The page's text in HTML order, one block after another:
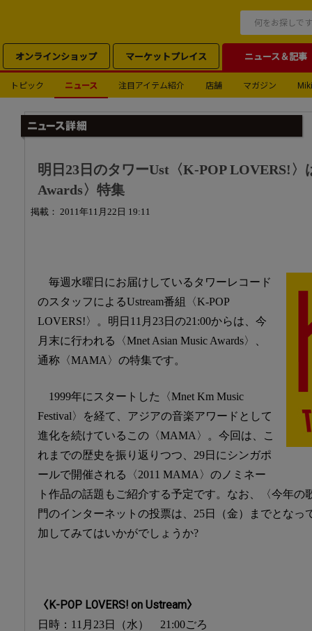
オンラインショップ マーケットプレイス ニュース＆記事
トピック ニュース 注目アイテム紹介 店舗 マガジン
明日23日のタワーUst〈K-POP LOVERS!〉
Awards〉特集
掲載： 2011年11月22日 19:11
毎週水曜日にお届けしているタワーレコード
のスタッフによるUstream番組〈K-POP
LOVERS!〉。明日11月23日の21:00からは、今
月末に行われる〈Mnet Asian Music Awards〉、
通称〈MAMA〉の特集です。
1999年にスタートした〈Mnet Km Music
Festival〉を経て、アジアの音楽アワードとして
進化を続けているこの〈MAMA〉。今回は、こ
れまでの歴史を振り返りつつ、29日にシンガポ
ールで開催される〈2011 MAMA〉のノミネー
ト作品の話題もご紹介する予定です。なお、〈今年の
門のインターネットの投票は、25日（金）までとなっ
加してみてはいかがでしょうか?
〈K-POP LOVERS! on Ustream〉
日時：11月23日（水） 21:00ごろ